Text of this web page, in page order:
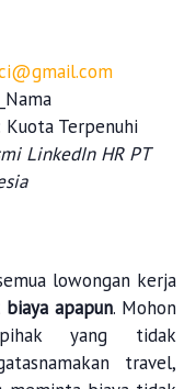
Terpenuhi
LinkedIn HR PT
lowongan kerja
apapun. Mohon
pihak yang tidak
travel,